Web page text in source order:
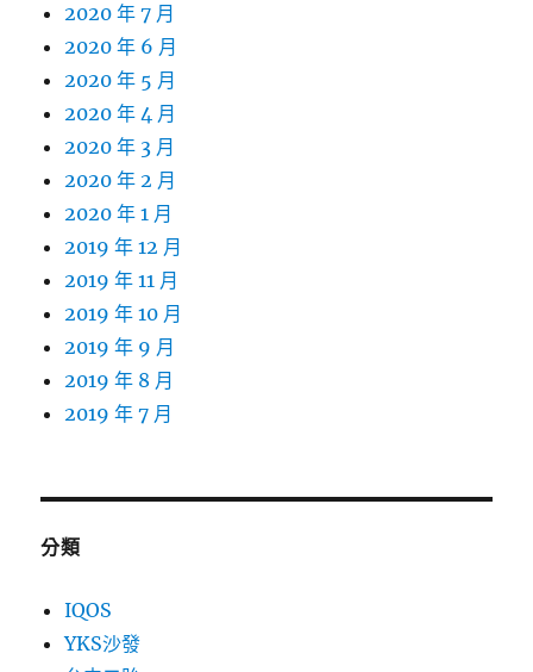
2020 年 7 月
2020 年 6 月
2020 年 5 月
2020 年 4 月
2020 年 3 月
2020 年 2 月
2020 年 1 月
2019 年 12 月
2019 年 11 月
2019 年 10 月
2019 年 9 月
2019 年 8 月
2019 年 7 月
分類
IQOS
YKS沙發